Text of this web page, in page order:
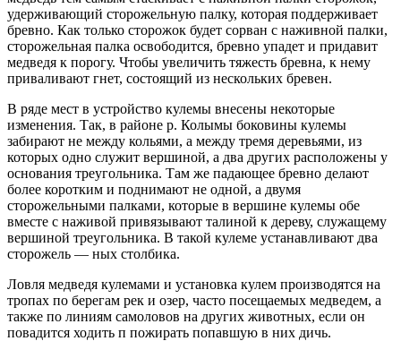
удерживающий сторожельную палку, которая поддерживает
бревно. Как только сторожок будет сорван с наживной палки,
сторожельная палка освободится, бревно упадет и придавит
медведя к порогу. Чтобы увеличить тяжесть бревна, к нему
приваливают гнет, состоящий из нескольких бревен.
В ряде мест в устройство кулемы внесены некоторые
изменения. Так, в районе р. Колымы боковины кулемы
забирают не между кольями, а между тремя деревьями, из
которых одно служит вершиной, а два других расположены у
основания треугольника. Там же падающее бревно делают
более коротким и поднимают не одной, а двумя
сторожельными палками, которые в вершине кулемы обе
вместе с наживой привязывают талиной к дереву, служащему
вершиной треугольника. В такой кулеме устанавливают два
сторожель — ных столбика.
Ловля медведя кулемами и установка кулем производятся на
тропах по берегам рек и озер, часто посещаемых медведем, а
также по линиям самоловов на других животных, если он
повадится ходить п пожирать попавшую в них дичь.